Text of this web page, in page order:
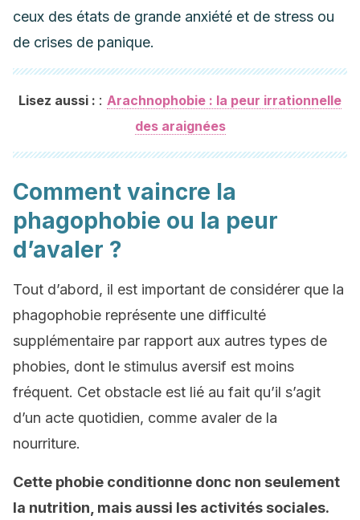
ceux des états de grande anxiété et de stress ou
de crises de panique.
Lisez aussi : : Arachnophobie : la peur irrationnelle
des araignées
Comment vaincre la
phagophobie ou la peur
d’avaler ?
Tout d’abord, il est important de considérer que la
phagophobie représente une difficulté
supplémentaire par rapport aux autres types de
phobies, dont le stimulus aversif est moins
fréquent. Cet obstacle est lié au fait qu’il s’agit
d’un acte quotidien, comme avaler de la
nourriture.
Cette phobie conditionne donc non seulement
la nutrition, mais aussi les activités sociales.